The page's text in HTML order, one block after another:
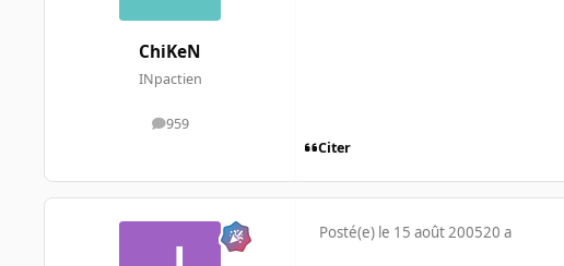
ChiKeN
INpactien
959
messages
Citer
Posté(e) le 15 août 200520 a